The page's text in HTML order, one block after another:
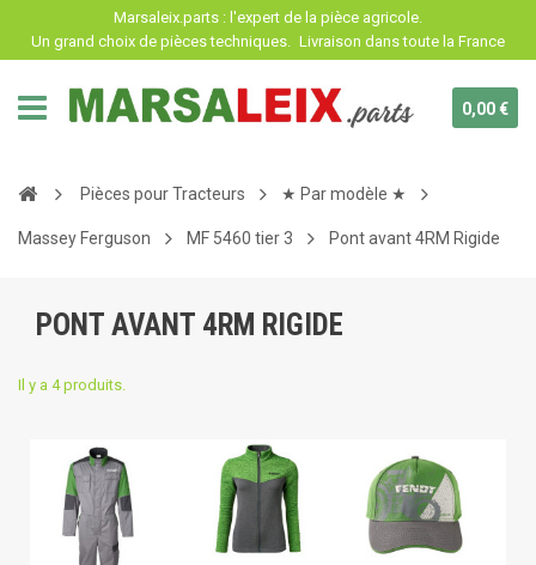
Marsaleix.parts : l'expert de la pièce agricole.
Un grand choix de pièces techniques. Livraison dans toute la France
0,00 €
Pièces pour Tracteurs ★ Par modèle ★
Massey Ferguson MF 5460 tier 3 Pont avant 4RM Rigide
PONT AVANT 4RM RIGIDE
Il y a 4 produits.
Panneau de gestion des cookies